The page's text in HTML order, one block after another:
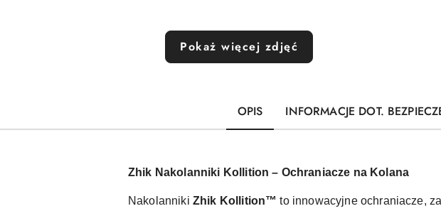
Pokaż więcej zdjęć
OPIS INFORMACJE DOT.
Zhik Nakolanniki Kollition – Ochraniacze na Kolana
Nakolanniki Zhik Kollition™ to innowacyjne ochraniacze,